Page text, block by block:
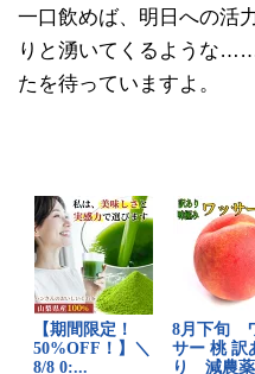
一口飲めば、明日への活
りと湧いてくるような
たを待っていますよ。